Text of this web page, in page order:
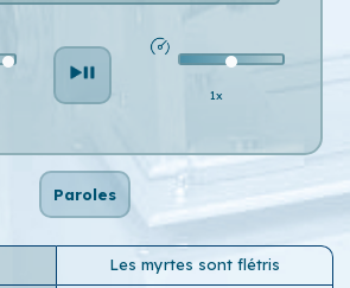
1x
Paroles
Les myrtes sont flétris